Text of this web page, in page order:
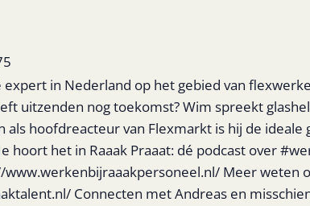
expert in Nederland op het gebied van
uitzenden nog toekomst? Wim spreekt
als hoofdreacteur van Flexmarkt is hij de
hoort het in Raaak Praaat: dé podcast over
www.werkenbijraaakpersoneel.nl/ Meer weten
Connecten met Andreas en